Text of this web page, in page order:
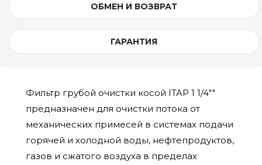
ОБМЕН И ВОЗВРАТ
ГАРАНТИЯ
Фильтр грубой очистки косой ITAP 1 1/4""
предназначен для очистки потока от
механических примесей в системах подачи
горячей и холодной воды, нефтепродуктов,
газов и сжатого воздуха в пределах